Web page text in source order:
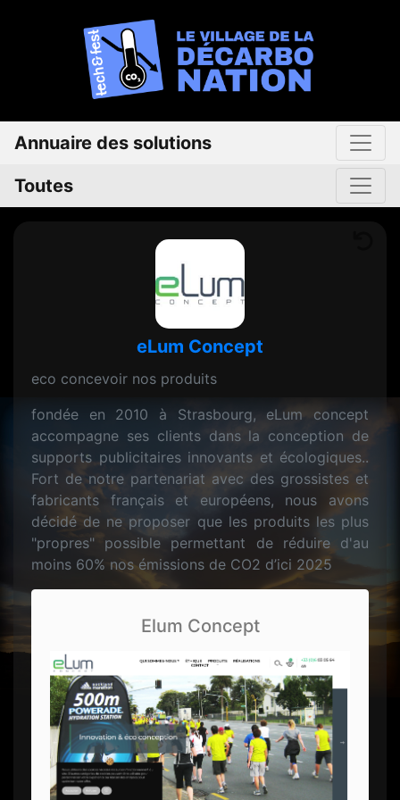
Annuaire des solutions
Toutes
eLum Concept
eco concevoir nos produits
fondée en 2010 à Strasbourg, eLum concept
accompagne ses clients dans la conception de
supports publicitaires innovants et écologiques..
Fort de notre partenariat avec des grossistes et
fabricants français et européens, nous avons
décidé de ne proposer que les produits les plus
"propres" possible permettant de réduire d'au
moins 60% nos émissions de CO2 d’ici 2025
Elum Concept